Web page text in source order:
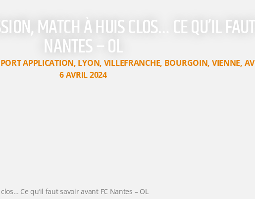
MATCH À HUIS CLOS… CE QU’IL
NANTES – OL
APPLICATION, LYON, VILLEFRANCHE, BOURGOIN, VIENNE,
6 AVRIL 2024
Ce qu’il faut savoir avant FC Nantes – OL